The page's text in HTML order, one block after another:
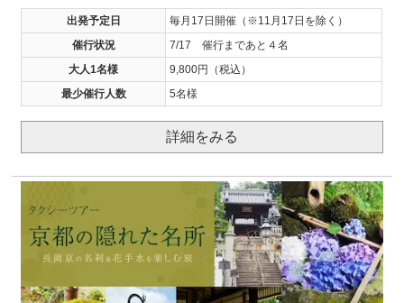
出発予定日
毎月17日開催（※11月17日を除く）
催行状況
7/17 催行まであと４名
大人1名様
9,800円（税込）
最少催行人数
5名様
詳細をみる